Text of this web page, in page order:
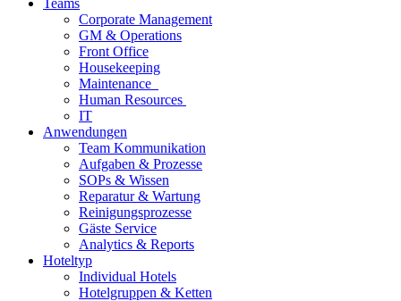
Corporate Management
GM & Operations
Front Office
Housekeeping
Maintenance
Human Resources
IT
Anwendungen
Team Kommunikation
Aufgaben & Prozesse
SOPs & Wissen
Reparatur & Wartung
Reinigungsprozesse
Gäste Service
Analytics & Reports
Hoteltyp
Individual Hotels
Hotelgruppen & Ketten